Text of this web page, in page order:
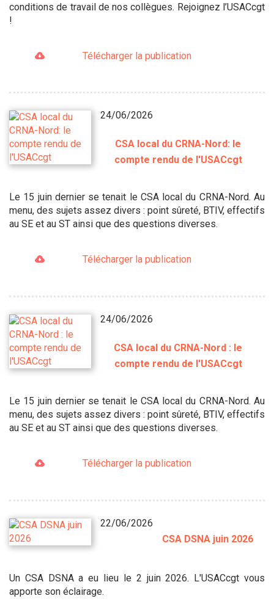
conditions de travail de nos collègues. Rejoignez l’USACcgt
!
Télécharger la publication
24/06/2026
CSA local du CRNA-Nord: le
compte rendu de l'USACcgt
Le 15 juin dernier se tenait le CSA local du CRNA-Nord. Au
menu, des sujets assez divers : point sûreté, BTIV, effectifs
au SE et au ST ainsi que des questions diverses.
Télécharger la publication
24/06/2026
CSA local du CRNA-Nord : le
compte rendu de l'USACcgt
Le 15 juin dernier se tenait le CSA local du CRNA-Nord. Au
menu, des sujets assez divers : point sûreté, BTIV, effectifs
au SE et au ST ainsi que des questions diverses.
Télécharger la publication
22/06/2026
CSA DSNA juin 2026
Un CSA DSNA a eu lieu le 2 juin 2026. L'USACcgt vous
apporte son éclairage.